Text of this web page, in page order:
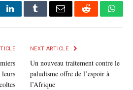
LinkedInTumblrE-
Reddit
NEXT ARTICLE
Un nouveau traitement contre le
paludisme offre de l’espoir à
l’Afrique